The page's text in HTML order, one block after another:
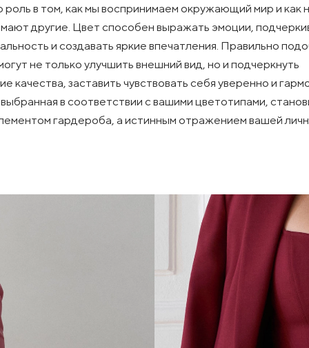
роль в том, как мы воспринимаем окружающий мир и как
другие. Цвет способен выражать эмоции,
и создавать яркие впечатления. Правильно
не только улучшить внешний вид, но и подчеркнуть
качества, заставить чувствовать себя уверенно и
в соответствии с вашими цветотипами,
гардероба, а истинным отражением вашей